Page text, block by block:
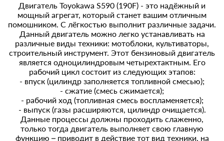
Двигатель Toyokawa S590 (190F) - это надёжный и
мощный агрегат, который станет вашим отличным
помошником. С лёгкостью выполнит различные задачи.
Данный двигатель можно легко устанавливать на
различные виды техники: мотоблоки, культиваторы,
строительный инструмент. Этот бензиновый двигатель
является одноцилиндровым четырехтактным. Его
рабочий цикл состоит из следующих этапов:
- впуск (цилиндр заполняется топливной смесью);
- сжатие (смесь сжимается);
- рабочий ход (топливная смесь воспламеняется);
- выпуск (газы расширяются, цилиндр очищается).
Данные процессы должны проходить слаженно,
только тогда двигатель выполняет свою главную
функцию – приводит в действие тот вид техники, на